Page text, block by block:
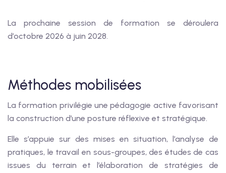
La prochaine session de formation se déroulera
d’octobre 2026 à juin 2028.
Méthodes mobilisées
La formation privilégie une pédagogie active favorisant
la construction d’une posture réflexive et stratégique.
Elle s’appuie sur des mises en situation, l’analyse de
pratiques, le travail en sous-groupes, des études de cas
issues du terrain et l’élaboration de stratégies de